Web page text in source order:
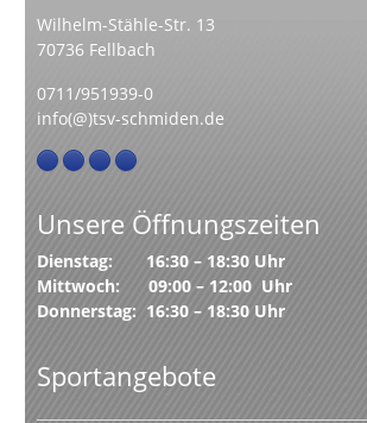
Wilhelm-Stähle-Str. 13
70736 Fellbach
0711/951939-0
info(@)tsv-schmiden.de
Unsere Öffnungszeiten
Dienstag: 16:30 – 18:30 Uhr
Mittwoch: 09:00 – 12:00 Uhr
Donnerstag: 16:30 – 18:30 Uhr
Sportangebote